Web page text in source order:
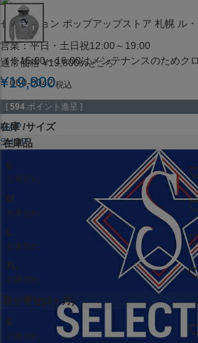
セレクション ポップアップストア 札幌 ル
営業：平日・土日祝12:00～19:00
（※15:00～16:00はメンテナンスのためクロ
〒060-0042
北海道札幌市中央区大通西１丁目１３
MAP
SHOP
通常価格 ¥19,800のところ
¥19,800税込
[ 594 ポイント進呈 ]
在庫 サイズ
在庫品
S
在庫切れ
M
在庫切れ
L
在庫切れ
XL
在庫切れ
取り寄せ(3ヶ月)
S
在庫切れ